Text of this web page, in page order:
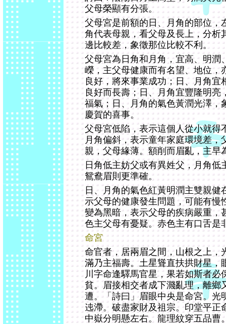
父母榮顯有分張。
父母宮是前額的日、月角的部位，
角代表母親，看父母及長上，分析
邊比較差，象徵那位比較不利。
父母宮為日角和月角，宜高、明潤
嶸，主父母健康而有名望、地位，
良好，將來事業成功；日、月角宜
良好而長壽；日、月角宜豐隆明亮
福氣；日、月角的氣色黃潤光澤，
慶賀的喜事。
父母宮低陷，表示這個人從小就得
月角偏斜，表示童年家庭環境差，
親，父母緣薄。額削而眉亂，主早
日角低主妨父或有異姓父，月角
鴛鴦眉則更準確。
日、月角的氣色紅黃明潤主雙親
示父母的健康發生問題，可能有慢
變為黑暗，表示父母的疾病嚴重，
色主父母有憂疑。赤色主有口舌是
命宮
命官者，居兩眉之間，山根之上，
滿乃主福壽。土星聳直扶拱財星，
川字命逢驛馬官星，果若如斯者必
貧。眉接相交者成下濺亂理，離鄉
遭。「詩曰」眉眼中央是命宮。光
迍滯。破盡家財及祖宗。印堂平正
中嶽分明懸左右。龍理紋穿五品曹